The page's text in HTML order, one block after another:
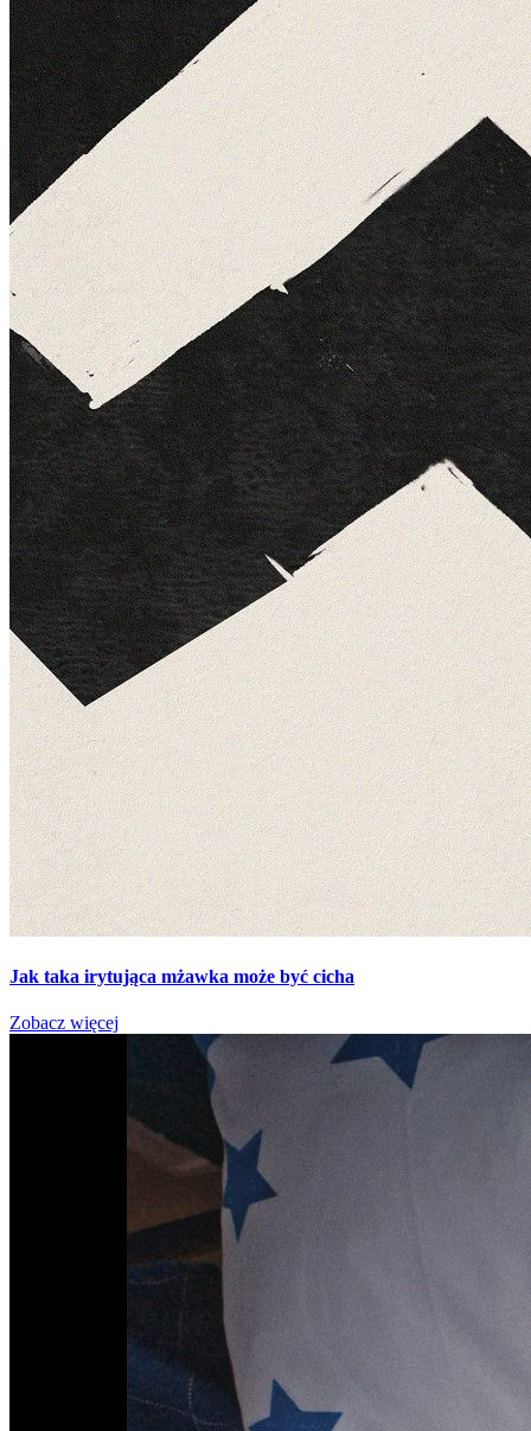
Jak taka irytująca mżawka może być cicha
Zobacz więcej